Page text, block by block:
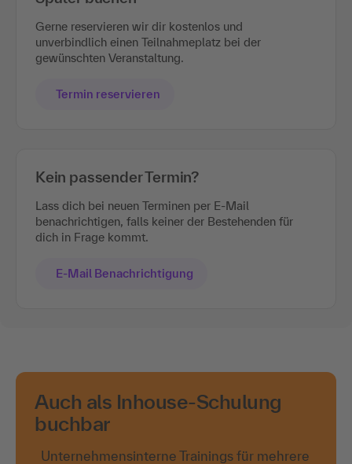
Gerne reservieren wir dir kostenlos und
unverbindlich einen Teilnahmeplatz bei der
gewünschten Veranstaltung.
Termin reservieren
Kein passender Termin?
Lass dich bei neuen Terminen per E-Mail
benachrichtigen, falls keiner der Bestehenden für
dich in Frage kommt.
E-Mail Benachrichtigung
Auch als Inhouse-Schulung
buchbar
Unternehmensinterne Trainings für mehrere